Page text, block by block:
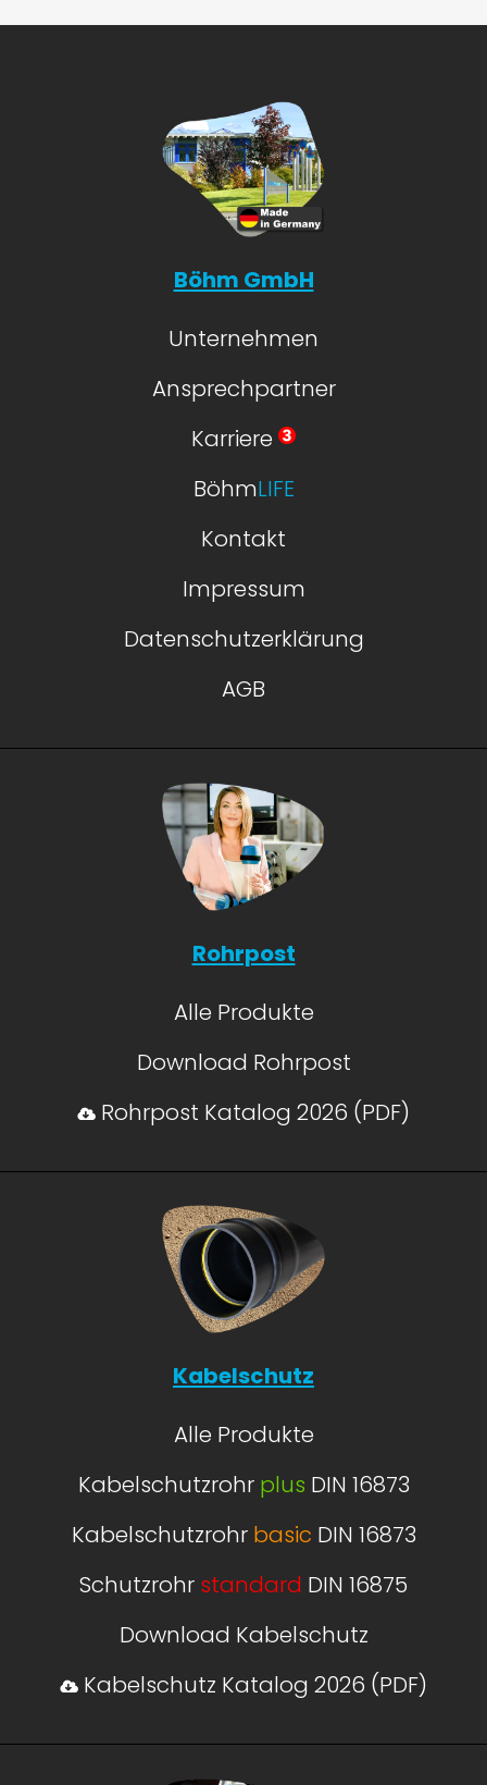
Böhm GmbH
Unternehmen
Ansprechpartner
Karriere
BöhmLIFE
Kontakt
Impressum
Datenschutzerklärung
AGB
Rohrpost
Alle Produkte
Download Rohrpost
Rohrpost Katalog 2026 (PDF)
Kabelschutz
Alle Produkte
Kabelschutzrohr plus DIN 16873
Kabelschutzrohr basic DIN 16873
Schutzrohr standard DIN 16875
Download Kabelschutz
Kabelschutz Katalog 2026 (PDF)